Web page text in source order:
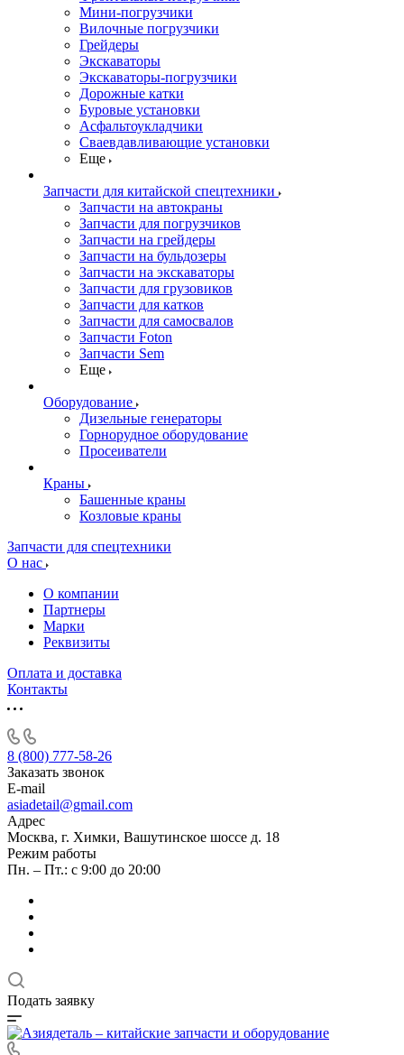
Мини-погрузчики
Вилочные погрузчики
Грейдеры
Экскаваторы
Экскаваторы-погрузчики
Дорожные катки
Буровые установки
Асфальтоукладчики
Сваевдавливающие установки
Еще
Запчасти для китайской спецтехники
Запчасти на автокраны
Запчасти для погрузчиков
Запчасти на грейдеры
Запчасти на бульдозеры
Запчасти на экскаваторы
Запчасти для грузовиков
Запчасти для катков
Запчасти для самосвалов
Запчасти Foton
Запчасти Sem
Еще
Оборудование
Дизельные генераторы
Горнорудное оборудование
Просеиватели
Краны
Башенные краны
Козловые краны
Запчасти для спецтехники
О нас
О компании
Партнеры
Марки
Реквизиты
Оплата и доставка
Контакты
8 (800) 777-58-26
Заказать звонок
E-mail
asiadetail@gmail.com
Адрес
Москва, г. Химки, Вашутинское шоссе д. 18
Режим работы
Пн. – Пт.: с 9:00 до 20:00
Подать заявку